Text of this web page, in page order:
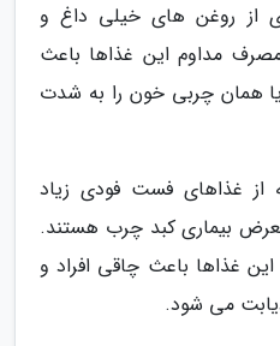
از روغن های خیلی داغ و
مداوم این غذاها باعث
همان چربی خون را به شدت
از غذاهای فست فودی زیاد
بیماری کبد چرب هستند.
غذاها باعث چاقی افراد و
می شود.